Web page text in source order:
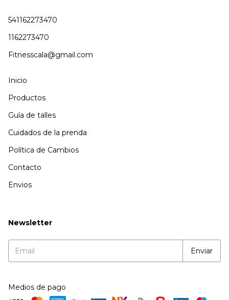
541162273470
1162273470
Fitnesscala@gmail.com
Inicio
Productos
Guía de talles
Cuidados de la prenda
Política de Cambios
Contacto
Envios
Newsletter
Medios de pago